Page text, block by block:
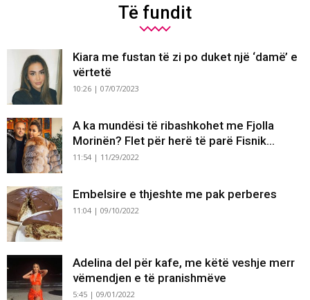
Të fundit
Kiara me fustan të zi po duket një ‘damë’ e
vërtetë
10:26 | 07/07/2023
A ka mundësi të ribashkohet me Fjolla
Morinën? Flet për herë të parë Fisnik...
11:54 | 11/29/2022
Embelsire e thjeshte me pak perberes
11:04 | 09/10/2022
Adelina del për kafe, me këtë veshje merr
vëmendjen e të pranishmëve
5:45 | 09/01/2022